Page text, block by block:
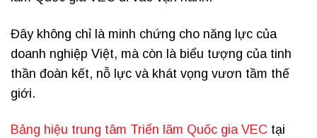
Đây không chỉ là minh chứng cho năng lực của
doanh nghiệp Việt, mà còn là biểu tượng của tinh
thần đoàn kết, nỗ lực và khát vọng vươn tầm thế
giới.
Bảng hiệu trung tâm Triển lãm Quốc gia VEC tại